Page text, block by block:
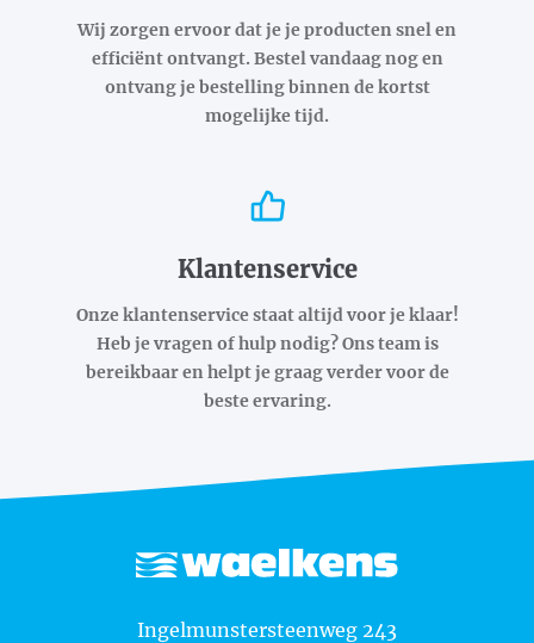
Wij zorgen ervoor dat je je producten snel en
efficiënt ontvangt. Bestel vandaag nog en
ontvang je bestelling binnen de kortst
mogelijke tijd.
Klantenservice
Onze klantenservice staat altijd voor je klaar!
Heb je vragen of hulp nodig? Ons team is
bereikbaar en helpt je graag verder voor de
beste ervaring.
Ingelmunstersteenweg 243